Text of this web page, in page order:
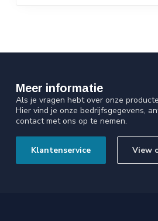
Meer informatie
Als je vragen hebt over onze
Hier vind je onze bedrijfsgegevens,
contact met ons op te nemen.
Klantenservice View